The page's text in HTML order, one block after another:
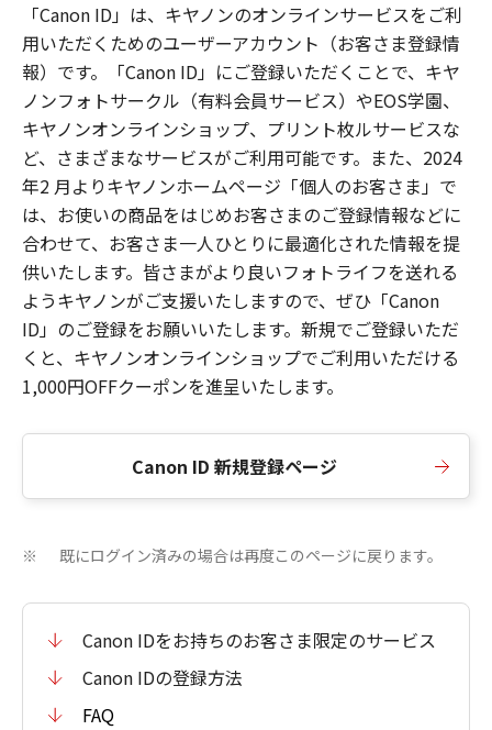
「Canon ID」は、キヤノンのオンラインサービスをご利
用いただくためのユーザーアカウント（お客さま登録情
報）です。「Canon ID」にご登録いただくことで、キヤ
ノンフォトサークル（有料会員サービス）やEOS学園、
キヤノンオンラインショップ、プリント枚ルサービスな
ど、さまざまなサービスがご利用可能です。また、2024
年2 月よりキヤノンホームページ「個人のお客さま」で
は、お使いの商品をはじめお客さまのご登録情報などに
合わせて、お客さま一人ひとりに最適化された情報を提
供いたします。皆さまがより良いフォトライフを送れる
ようキヤノンがご支援いたしますので、ぜひ「Canon
ID」のご登録をお願いいたします。新規でご登録いただ
くと、キヤノンオンラインショップでご利用いただける
1,000円OFFクーポンを進呈いたします。
Canon ID 新規登録ページ
※ 既にログイン済みの場合は再度このページに戻ります。
Canon IDをお持ちのお客さま限定のサービス
Canon IDの登録方法
FAQ